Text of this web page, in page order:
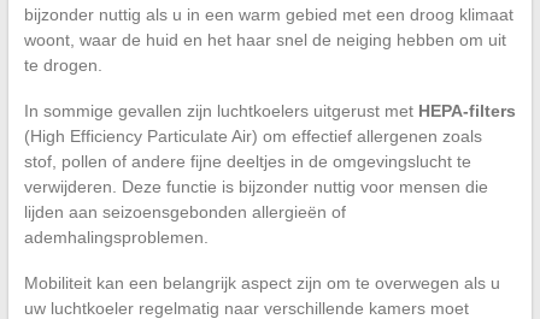
bijzonder nuttig als u in een warm gebied met een droog klimaat
woont, waar de huid en het haar snel de neiging hebben om uit
te drogen.
In sommige gevallen zijn luchtkoelers uitgerust met HEPA-filters
(High Efficiency Particulate Air) om effectief allergenen zoals
stof, pollen of andere fijne deeltjes in de omgevingslucht te
verwijderen. Deze functie is bijzonder nuttig voor mensen die
lijden aan seizoensgebonden allergieën of
ademhalingsproblemen.
Mobiliteit kan een belangrijk aspect zijn om te overwegen als u
uw luchtkoeler regelmatig naar verschillende kamers moet